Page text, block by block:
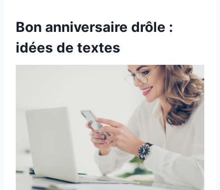
Bon anniversaire drôle :
idées de textes